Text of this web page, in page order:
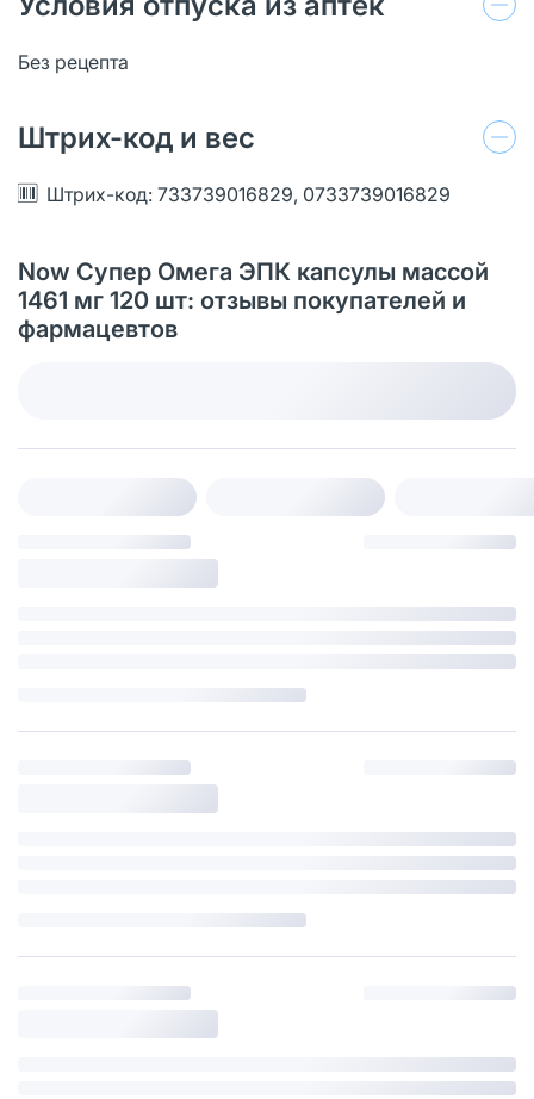
Без рецепта
Штрих-код и вес
Штрих-код: 733739016829, 0733739016829
Now Супер Омега ЭПК капсулы массой
1461 мг 120 шт: отзывы покупателей и
фармацевтов